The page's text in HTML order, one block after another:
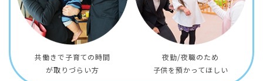
共働きで子育ての時間
​​​​​​​が取りづらい方
夜勤/夜職のため
​​​​​​​子供を預かってほしい